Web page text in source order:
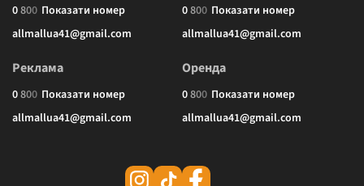
0800 Показати номер
allmallua41@gmail.com
0800 Показати номер
allmallua41@gmail.com
Реклама
0800 Показати номер
allmallua41@gmail.com
Оренда
0800 Показати номер
allmallua41@gmail.com